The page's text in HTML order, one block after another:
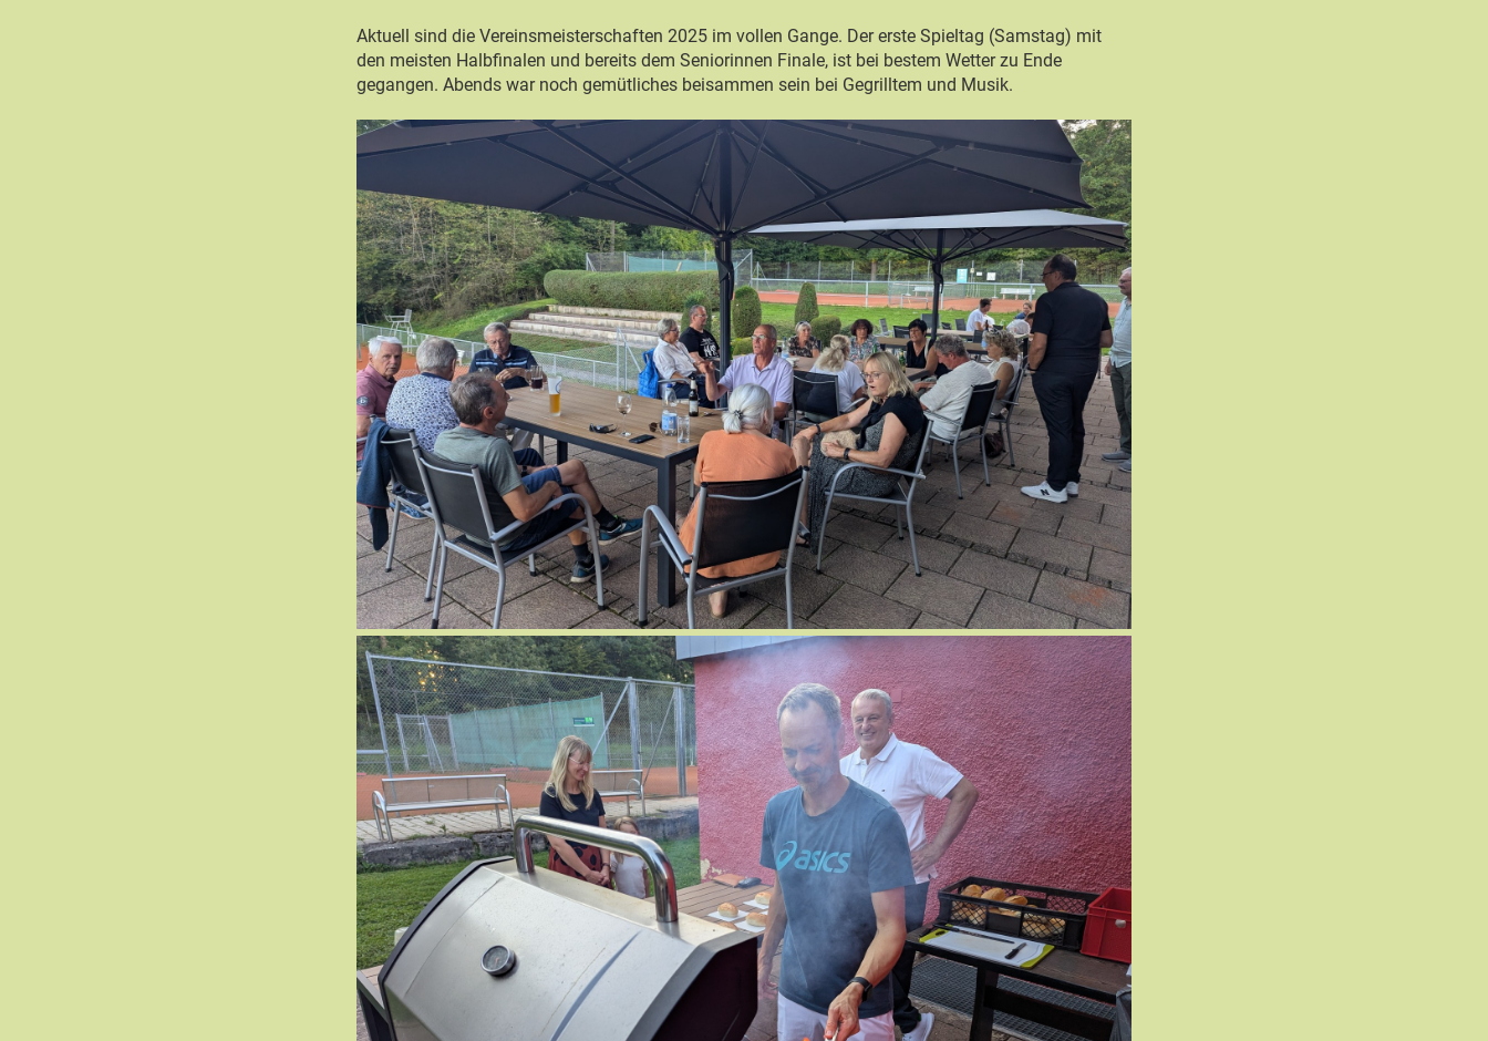
Aktuell sind die Vereinsmeisterschaften 2025 im vollen Gange. Der erste Spieltag (Samstag) mit
den meisten Halbfinalen und bereits dem Seniorinnen Finale, ist bei bestem Wetter zu Ende
gegangen. Abends war noch gemütliches beisammen sein bei Gegrilltem und Musik.